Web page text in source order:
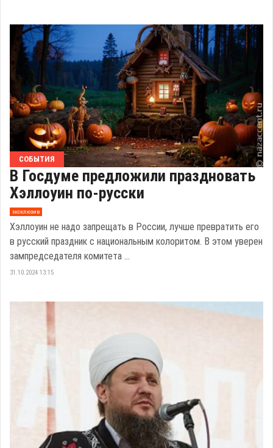
СОБЫТИЯ
В Госдуме предложили праздновать
Хэллоуин по-русски
эксклюзив
Хэллоуин не надо запрещать в России, лучше превратить его
в русский праздник с национальным колоритом. В этом уверен
зампредседателя комитета ...
31.10.2024 13:15